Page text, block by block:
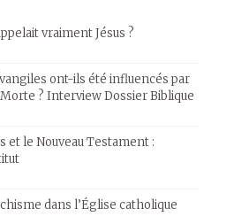
vraiment Jésus ?
ont-ils été influencés par
? Interview Dossier Biblique
et le Nouveau Testament :
dans l’Église catholique